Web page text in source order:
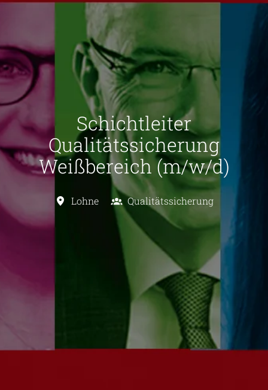
Schichtleiter
Qualitätssicherung
Weißbereich (m/w/d)
Lohne Qualitätssicherung